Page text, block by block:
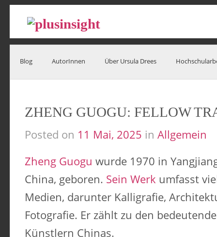
Blog AutorInnen Über Ursula Drees
ZHENG GUOGU: FELLOW
Posted on 11 Mai, 2025 in Allgemein
Zheng Guogu wurde 1970 in
China, geboren. Sein Werk umfasst
Medien, darunter Kalligrafie,
Fotografie. Er zählt zu den
Künstlern Chinas.